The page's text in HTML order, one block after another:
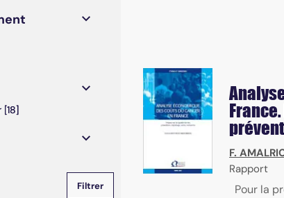
[18]
F.
Rapport
Pour la